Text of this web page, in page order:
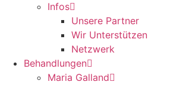
Infos
Unsere Partner
Wir Unterstützen
Netzwerk
Behandlungen
Maria Galland